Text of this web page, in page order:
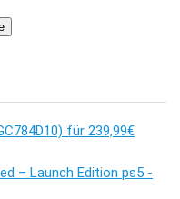
für 239,99€
– Launch Edition ps5 -